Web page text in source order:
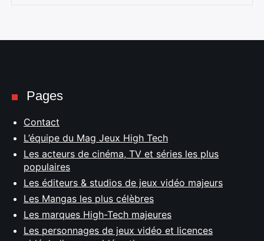
Pages
Contact
L’équipe du Mag Jeux High Tech
Les acteurs de cinéma, TV et séries les plus
populaires
Les éditeurs & studios de jeux vidéo majeurs
Les Mangas les plus célèbres
Les marques High-Tech majeures
Les personnages de jeux vidéo et licences